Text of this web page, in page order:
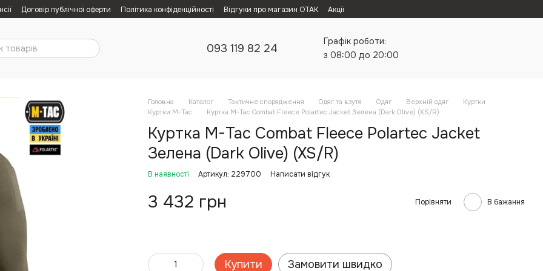
Договір публічної оферти Політика конфіденційності Відгуки про магазин ОТАК Акції
093 119 82 24
Графік роботи:
з 08:00 до 20:00
Головна Каталог Тактичне спорядження Одяг та взутя Одяг Верхній одяг
Куртки
Куртки M-Tac
Куртка M-Tac Combat Fleece Polartec Jacket Зелена (Dark Olive) (XS/R)
Куртка M-Tac Combat Fleece Polartec Jacket
Зелена (Dark Olive) (XS/R)
В наявності Артикул: 229700 Написати відгук
3 432 грн Порівняти В бажання
Купити Замовити швидко